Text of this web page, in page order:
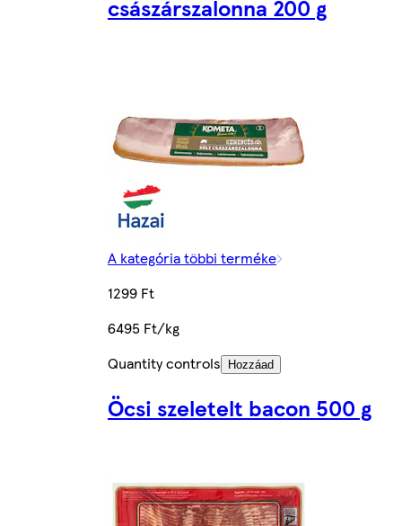
császárszalonna 200 g
A kategória többi terméke
1299 Ft
6495 Ft/kg
Quantity controls
Hozzáad
Öcsi szeletelt bacon 500 g